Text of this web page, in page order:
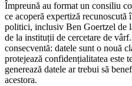
Împreună au format un consiliu
ce acoperă expertiză
politici, inclusiv Ben Goertzel de
de la instituții de cercetare de
consecventă: datele sunt o nouă
protejează confidențialitatea este
generează datele ar trebui să
acestora.